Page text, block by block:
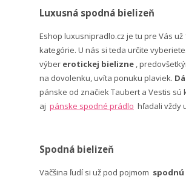
Luxusná spodná bielizeň
Eshop luxusnipradlo.cz je tu pre Vás
kategórie. U nás si teda určite vyberiete.
výber erotickej bielizne ,
na dovolenku, uvíta ponuku plaviek.
pánske od značiek Taubert a Vestis
aj pánske spodné prádlo hľadali vždy
Spodná bielizeň
Väčšina ľudí si už pod pojmom